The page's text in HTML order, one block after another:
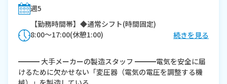
週5
【勤務時間帯】◆通常シフト(時間固定)
8:00〜17:00(休憩1:00)
続きを見る
━━━ 大手メーカーの製造スタッフ ━━━電気を安全に届
けるために欠かせない「変圧器（電気の電圧を調整する機